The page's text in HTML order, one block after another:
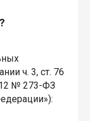
ч. 3, ст. 76
№ 273-ФЗ